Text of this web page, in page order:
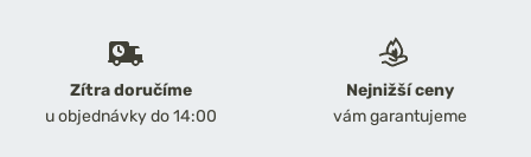
Zítra doručíme
u objednávky do 14:00
Nejnižší ceny
vám garantujeme